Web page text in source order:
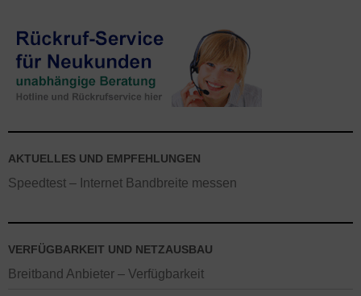
AKTUELLES UND EMPFEHLUNGEN
Speedtest – Internet Bandbreite messen
VERFÜGBARKEIT UND NETZAUSBAU
Breitband Anbieter – Verfügbarkeit